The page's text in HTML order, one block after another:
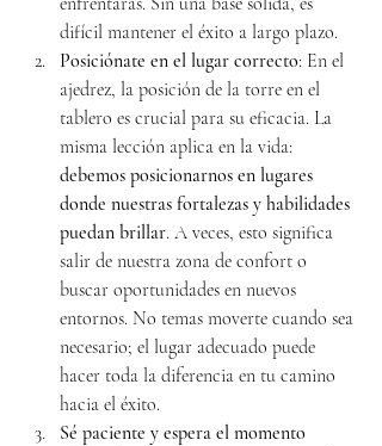
difícil mantener el éxito a largo plazo.
Posiciónate en el lugar correcto: En el
ajedrez, la posición de la torre en el
tablero es crucial para su eficacia. La
misma lección aplica en la vida:
debemos posicionarnos en lugares
donde nuestras fortalezas y habilidades
puedan brillar. A veces, esto significa
salir de nuestra zona de confort o
buscar oportunidades en nuevos
entornos. No temas moverte cuando sea
necesario; el lugar adecuado puede
hacer toda la diferencia en tu camino
hacia el éxito.
Sé paciente y espera el momento